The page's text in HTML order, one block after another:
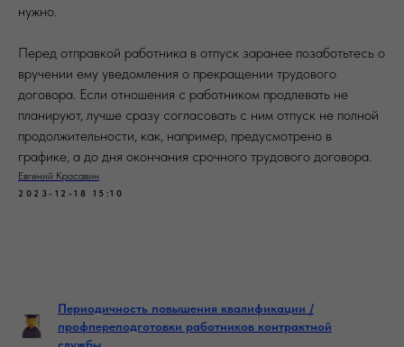
нужно.
Перед отправкой работника в отпуск заранее позаботьтесь о
вручении ему уведомления о прекращении трудового
договора. Если отношения с работником продлевать не
планируют, лучше сразу согласовать с ним отпуск не полной
продолжительности, как, например, предусмотрено в
графике, а до дня окончания срочного трудового договора.
Евгений Красавин
2023-12-18 15:10
Периодичность повышения квалификации /
профпереподготовки работников контрактной